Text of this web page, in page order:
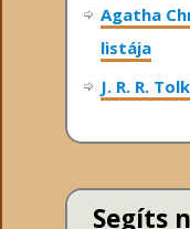
Agatha
listája
J. R. R.
Segíts